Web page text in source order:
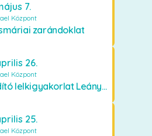
7.
Központ
zarándoklat
26.
Központ
Szabadító lelkigyakorlat Leányfalun
25.
Központ